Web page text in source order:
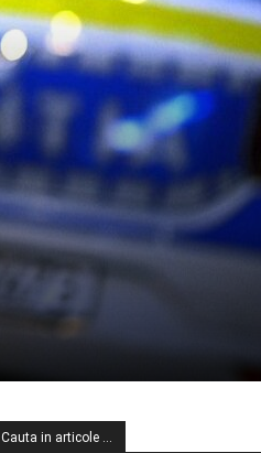
Cauta in articole …